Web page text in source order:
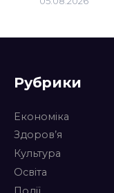
Рубрики
Економіка
Здоров’я
Культура
Освіта